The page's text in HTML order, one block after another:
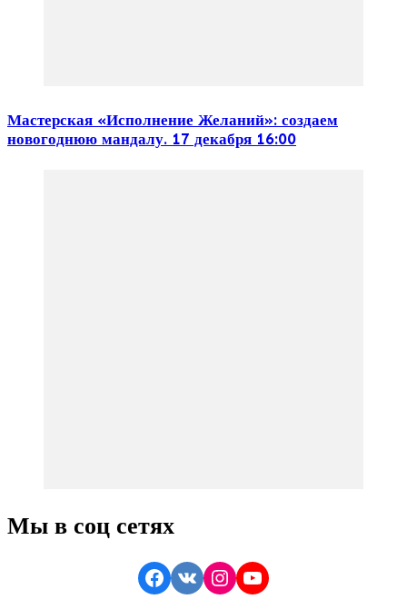
Мастерская «Исполнение Желаний»: создаем
новогоднюю мандалу. 17 декабря 16:00
Мы в соц сетях
Facebook
VKInstagram
YouTube